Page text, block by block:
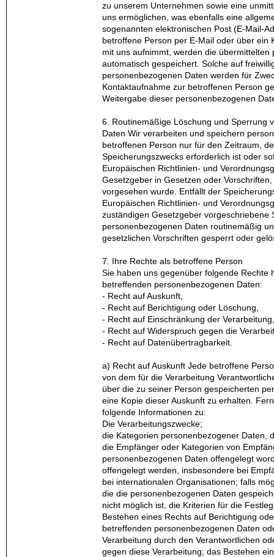
zu unserem Unternehmen sowie eine
uns ermöglichen, was ebenfalls eine
sogenannten elektronischen Post (E-Mail-
betroffene Person per E-Mail oder über ein
mit uns aufnimmt, werden die
automatisch gespeichert. Solche auf
personenbezogenen Daten werden für
Kontaktaufnahme zur betroffenen Person
Weitergabe dieser personenbezogenen
6. Routinemäßige Löschung und Sperrung
Daten Wir verarbeiten und speichern
betroffenen Person nur für den Zeitraum,
Speicherungszwecks erforderlich ist oder
Europäischen Richtlinien- und
Gesetzgeber in Gesetzen oder
vorgesehen wurde. Entfällt der
Europäischen Richtlinien- und
zuständigen Gesetzgeber vorgeschriebene
personenbezogenen Daten routinemäßig
gesetzlichen Vorschriften gesperrt oder
7. Ihre Rechte als betroffene Person
Sie haben uns gegenüber folgende Rechte
betreffenden personenbezogenen Daten:
- Recht auf Auskunft,
- Recht auf Berichtigung oder Löschung,
- Recht auf Einschränkung der
- Recht auf Widerspruch gegen die
- Recht auf Datenübertragbarkeit.
a) Recht auf Auskunft Jede betroffene
von dem für die Verarbeitung
über die zu seiner Person gespeicherten
eine Kopie dieser Auskunft zu erhalten.
folgende Informationen zu:
Die Verarbeitungszwecke;
die Kategorien personenbezogener Daten,
die Empfänger oder Kategorien von
personenbezogenen Daten offengelegt
offengelegt werden, insbesondere bei
bei internationalen Organisationen; falls
die die personenbezogenen Daten
nicht möglich ist, die Kriterien für die
Bestehen eines Rechts auf Berichtigung
betreffenden personenbezogenen Daten
Verarbeitung durch den Verantwortlichen
gegen diese Verarbeitung; das Bestehen